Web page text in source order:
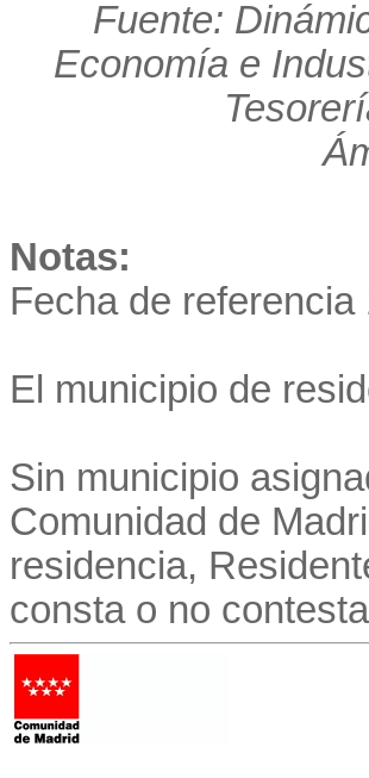
Fuente:
Economía e
Notas:
Fecha de referencia
El municipio de
Sin municipio
Comunidad de
residencia,
consta o no